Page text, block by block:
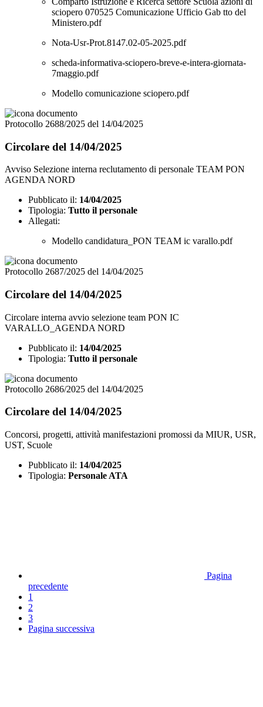
sciopero 070525 Comunicazione Ufficio Gab tto del
Ministero.pdf
Nota-Usr-Prot.8147.02-05-2025.pdf
scheda-informativa-sciopero-breve-e-intera-giornata-
7maggio.pdf
Modello comunicazione sciopero.pdf
Protocollo 2688/2025 del 14/04/2025
Circolare del 14/04/2025
Avviso Selezione interna reclutamento di personale TEAM PON
AGENDA NORD
Pubblicato il: 14/04/2025
Tipologia: Tutto il personale
Allegati:
Modello candidatura_PON TEAM ic varallo.pdf
Protocollo 2687/2025 del 14/04/2025
Circolare del 14/04/2025
Circolare interna avvio selezione team PON IC
VARALLO_AGENDA NORD
Pubblicato il: 14/04/2025
Tipologia: Tutto il personale
Protocollo 2686/2025 del 14/04/2025
Circolare del 14/04/2025
Concorsi, progetti, attività manifestazioni promossi da MIUR, USR,
UST, Scuole
Pubblicato il: 14/04/2025
Tipologia: Personale ATA
Pagina
precedente
1
2
3
Pagina successiva